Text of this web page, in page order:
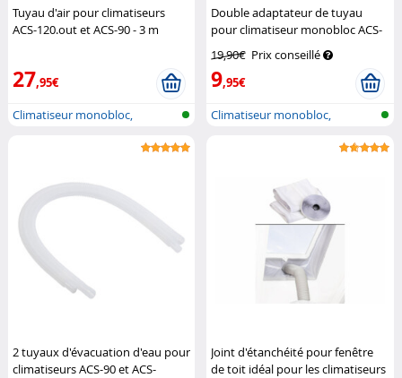
Tuyau d'air pour climatiseurs
ACS-120.out et ACS-90 - 3 m
27,95€
Climatiseur monobloc,
Double adaptateur de tuyau
pour climatiseur monobloc ACS-
Sichler Exclusive
19,90€ Prix conseillé
9,95€
Climatiseur monobloc,
2 tuyaux d'évacuation d'eau pour
climatiseurs ACS-90 et ACS-
Joint d'étanchéité pour fenêtre
de toit idéal pour les climatiseurs